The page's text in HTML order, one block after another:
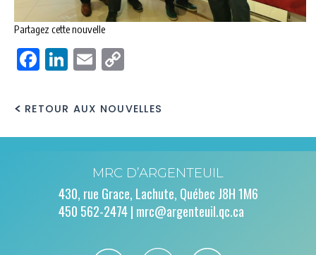
Partagez cette nouvelle
Facebook
LinkedIn
Email
RETOUR AUX NOUVELLES
MRC D’ARGENTEUIL
430, rue Grace, Lachute, Québec J8H 1M6
450 562-2474 | mrc@argenteuil.qc.ca